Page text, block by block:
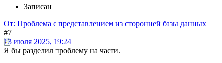
Записан
От: Проблема с представлением из сторонней базы данных
#7
13 июля 2025, 19:24
Я бы разделил проблему на части.